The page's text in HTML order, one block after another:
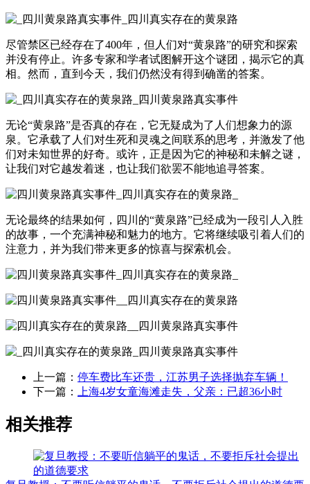
尽管禁区已经存在了400年，但人们对“黄泉路”的研究和探索
并没有停止。许多专家和学者试图解开这个谜团，揭示它的真
相。然而，直到今天，我们仍然没有得到确凿的答案。
无论“黄泉路”是否真的存在，它无疑成为了人们想象力的源
泉。它承载了人们对生死和灵魂之间联系的思考，并激发了他
们对未知世界的好奇。或许，正是因为它的神秘和未解之谜，
让我们对它越发着迷，也让我们欲罢不能地追寻答案。
无论最终的结果如何，四川的“黄泉路”已经成为一段引人入胜
的故事，一个充满神秘和魅力的地方。它将继续吸引着人们的
注意力，并为我们带来更多的惊喜与探索机会。
上一篇： 停车费比车还贵，江苏男子选择抛弃车辆！
下一篇：
上海4岁女童海滩走失，父亲：已超36小时
相关推荐